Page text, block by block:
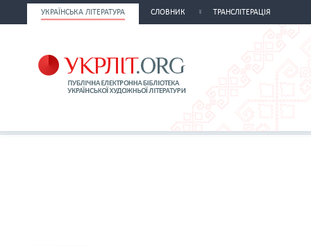
УКРАЇНСЬКА ЛІТЕРАТУРА СЛОВНИК ТРАНСЛІТЕРАЦІЯ